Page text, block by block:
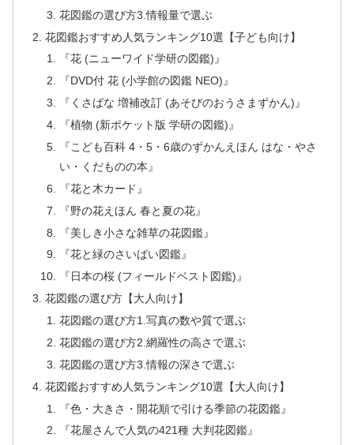
花図鑑の選び方3.情報量で選ぶ
花図鑑おすすめ人気ランキング10選【子ども向け】
『花 (ニューワイド学研の図鑑)』
『DVD付 花 (小学館の図鑑 NEO)』
『くさばな 増補改訂 (あそびのおうさまずかん)』
『植物 (新ポケット版 学研の図鑑)』
『こども百科 4・5・6歳のずかんえほん はな・やさ
い・くだものの本』
『花と木カード』
『野の花えほん 春と夏の花』
『美しき小さな雑草の花図鑑』
『花と緑のさいばい図鑑』
『日本の桜 (フィールドベスト図鑑)』
花図鑑の選び方【大人向け】
花図鑑の選び方1.写真の数や質で選ぶ
花図鑑の選び方2.網羅性の高さで選ぶ
花図鑑の選び方3.情報の深さで選ぶ
花図鑑おすすめ人気ランキング10選【大人向け】
『色・大きさ・開花順で引ける季節の花図鑑』
『花屋さんで人気の421種 大判花図鑑』